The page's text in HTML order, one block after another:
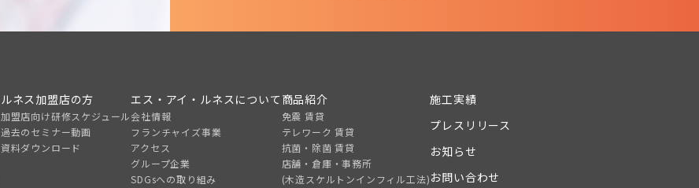
ルネス加盟店の方
加盟店向け研修スケジュール
過去のセミナー動画
資料ダウンロード
エス・アイ・ルネスについて
会社情報
フランチャイズ事業
アクセス
グループ企業
SDGsへの取り組み
商品紹介
免震 賃貸
テレワーク 賃貸
抗菌・除菌 賃貸
店舗・倉庫・事務所
(木造スケルトンインフィル工法)
施工実績
プレスリリース
お知らせ
お問い合わせ